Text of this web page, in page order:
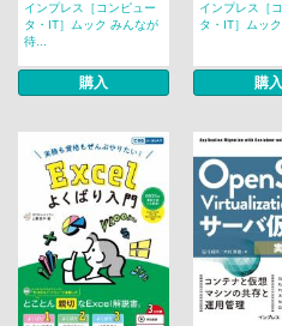
インプレス［コンピュー
タ・IT］ムック みんなが
待...
購入
インプレス［
タ・IT］ムック
購入